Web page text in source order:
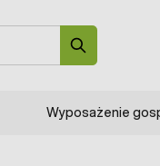
Wyposażenie